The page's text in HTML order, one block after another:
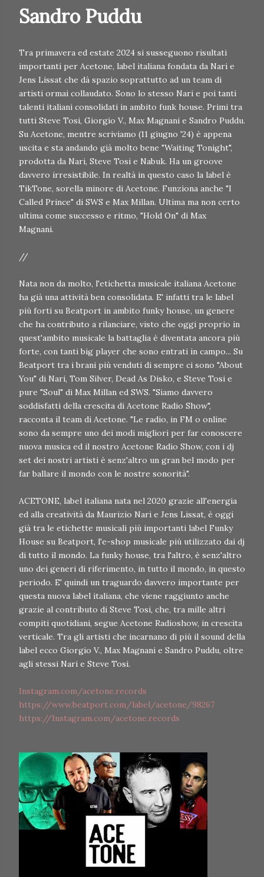
Sandro Puddu
Tra primavera ed estate 2024 si susseguono risultati
importanti per Acetone, label italiana fondata da Nari e
Jens Lissat che dà spazio soprattutto ad un team di
artisti ormai collaudato. Sono lo stesso Nari e poi tanti
talenti italiani consolidati in ambito funk house. Primi tra
tutti Steve Tosi, Giorgio V., Max Magnani e Sandro Puddu.
Su Acetone, mentre scriviamo (11 giugno '24) è appena
uscita e sta andando già molto bene "Waiting Tonight",
prodotta da Nari, Steve Tosi e Nabuk. Ha un groove
davvero irresistibile. In realtà in questo caso la label è
TikTone, sorella minore di Acetone. Funziona anche "I
Called Prince" di SWS e Max Millan. Ultima ma non certo
ultima come successo e ritmo, "Hold On" di Max
Magnani.
//
Nata non da molto, l'etichetta musicale italiana Acetone
ha già una attività ben consolidata. E' infatti tra le label
più forti su Beatport in ambito funky house, un genere
che ha contributo a rilanciare, visto che oggi proprio in
quest'ambito musicale la battaglia è diventata ancora più
forte, con tanti big player che sono entrati in campo... Su
Beatport tra i brani più venduti di sempre ci sono "About
You" di Nari, Tom Silver, Dead As Disko, e Steve Tosi e
pure "Soul" di Max Millan ed SWS. "Siamo davvero
soddisfatti della crescita di Acetone Radio Show",
racconta il team di Acetone. "Le radio, in FM o online
sono da sempre uno dei modi migliori per far conoscere
nuova musica ed il nostro Acetone Radio Show, con i dj
set dei nostri artisti è senz'altro un gran bel modo per
far ballare il mondo con le nostre sonorità".
ACETONE, label italiana nata nel 2020 grazie all'energia
ed alla creatività da Maurizio Nari e Jens Lissat, è oggi
già tra le etichette musicali più importanti label Funky
House su Beatport, l'e-shop musicale più utilizzato dai dj
di tutto il mondo. La funky house, tra l'altro, è senz'altro
uno dei generi di riferimento, in tutto il mondo, in questo
periodo. E' quindi un traguardo davvero importante per
questa nuova label italiana, che viene raggiunto anche
grazie al contributo di Steve Tosi, che, tra mille altri
compiti quotidiani, segue Acetone Radioshow, in crescita
verticale. Tra gli artisti che incarnano di più il sound della
label ecco Giorgio V., Max Magnani e Sandro Puddu, oltre
agli stessi Nari e Steve Tosi.
Instagram.com/acetone.records
https://www.beatport.com/label/acetone/98267
https://Instagram.com/acetone.records